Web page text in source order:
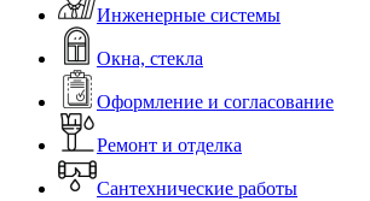
Инженерные системы
Окна, стекла
Оформление и согласование
Ремонт и отделка
Сантехнические работы